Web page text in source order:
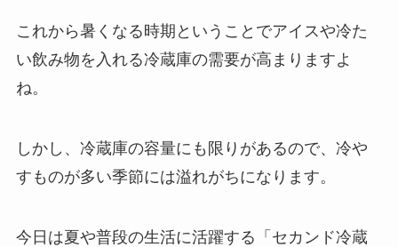
これから暑くなる時期ということでアイスや冷た
い飲み物を入れる冷蔵庫の需要が高まりますよ
ね。
しかし、冷蔵庫の容量にも限りがあるので、冷や
すものが多い季節には溢れがちになります。
今日は夏や普段の生活に活躍する「セカンド冷蔵